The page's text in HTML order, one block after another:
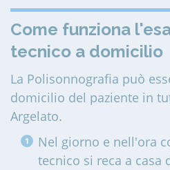
Come funziona
tecnico a domicilio
La Polisonnografia può
domicilio del paziente in
Argelato.
Nel giorno e nell'ora
tecnico si reca a casa